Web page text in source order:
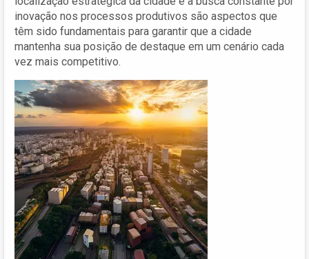
inovação nos processos produtivos são aspectos que
têm sido fundamentais para garantir que a cidade
mantenha sua posição de destaque em um cenário cada
vez mais competitivo.